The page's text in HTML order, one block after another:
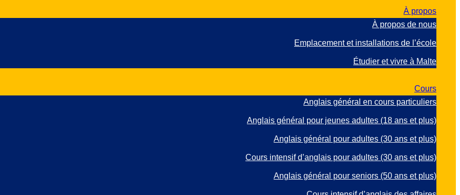
À propos
À propos de nous
Emplacement et installations de l’école
Étudier et vivre à Malte
Cours
Anglais général en cours particuliers
Anglais général pour jeunes adultes (18 ans et plus)
Anglais général pour adultes (30 ans et plus)
Cours intensif d’anglais pour adultes (30 ans et plus)
Anglais général pour seniors (50 ans et plus)